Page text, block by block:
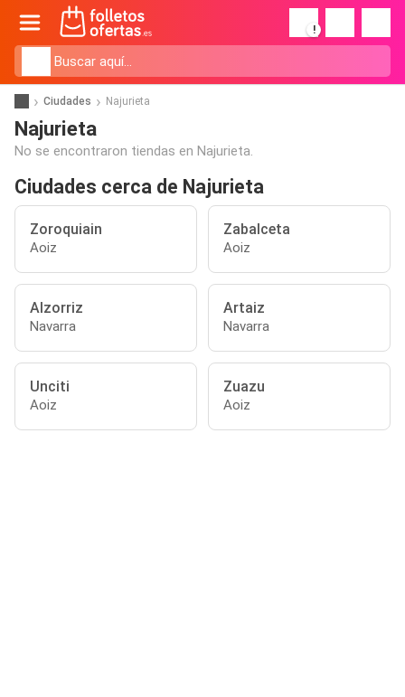
!
Ciudades Najurieta
Najurieta
No se encontraron tiendas en Najurieta.
Ciudades cerca de Najurieta
Zoroquiain
Aoiz
Zabalceta
Aoiz
Alzorriz
Navarra
Artaiz
Navarra
Unciti
Aoiz
Zuazu
Aoiz